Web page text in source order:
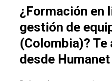
¿Formación en
gestión de
(Colombia)? Te
desde Humanet